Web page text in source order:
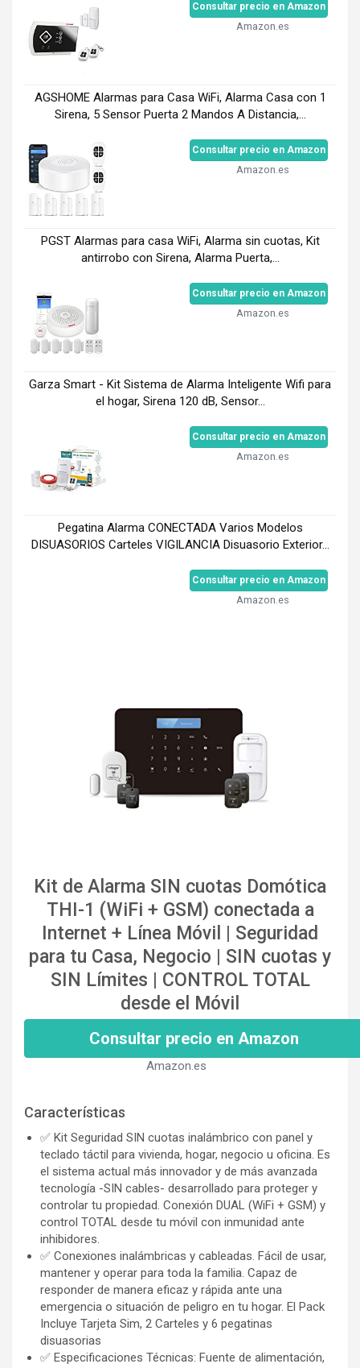
Consultar precio en Amazon
Amazon.es
AGSHOME Alarmas para Casa WiFi, Alarma Casa con 1
Sirena, 5 Sensor Puerta 2 Mandos A Distancia,...
Consultar precio en Amazon
Amazon.es
PGST Alarmas para casa WiFi, Alarma sin cuotas, Kit
antirrobo con Sirena, Alarma Puerta,...
Consultar precio en Amazon
Amazon.es
Garza Smart - Kit Sistema de Alarma Inteligente Wifi para
el hogar, Sirena 120 dB, Sensor...
Consultar precio en Amazon
Amazon.es
Pegatina Alarma CONECTADA Varios Modelos
DISUASORIOS Carteles VIGILANCIA Disuasorio Exterior...
Consultar precio en Amazon
Amazon.es
Kit de Alarma SIN cuotas Domótica
THI-1 (WiFi + GSM) conectada a
Internet + Línea Móvil | Seguridad
para tu Casa, Negocio | SIN cuotas y
SIN Límites | CONTROL TOTAL
desde el Móvil
Consultar precio en Amazon
Amazon.es
Características
✅ Kit Seguridad SIN cuotas inalámbrico con panel y
teclado táctil para vivienda, hogar, negocio u oficina. Es
el sistema actual más innovador y de más avanzada
tecnología -SIN cables- desarrollado para proteger y
controlar tu propiedad. Conexión DUAL (WiFi + GSM) y
control TOTAL desde tu móvil con inmunidad ante
inhibidores.
✅ Conexiones inalámbricas y cableadas. Fácil de usar,
mantener y operar para toda la familia. Capaz de
responder de manera eficaz y rápida ante una
emergencia o situación de peligro en tu hogar. El Pack
Incluye Tarjeta Sim, 2 Carteles y 6 pegatinas
disuasorias
✅ Especificaciones Técnicas: Fuente de alimentación,